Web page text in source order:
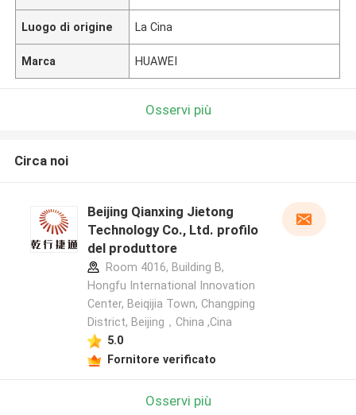
Luogo di origine La Cina
Marca HUAWEI
Osservi più
Circa noi
Beijing Qianxing Jietong
Technology Co., Ltd. profilo
del produttore
Room 4016, Building B,
Hongfu International Innovation
Center, Beiqijia Town, Changping
District, Beijing，China ,Cina
5.0
Fornitore verificato
Osservi più